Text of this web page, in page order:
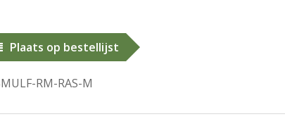
Plaats op bestellijst
RM-RAS-M